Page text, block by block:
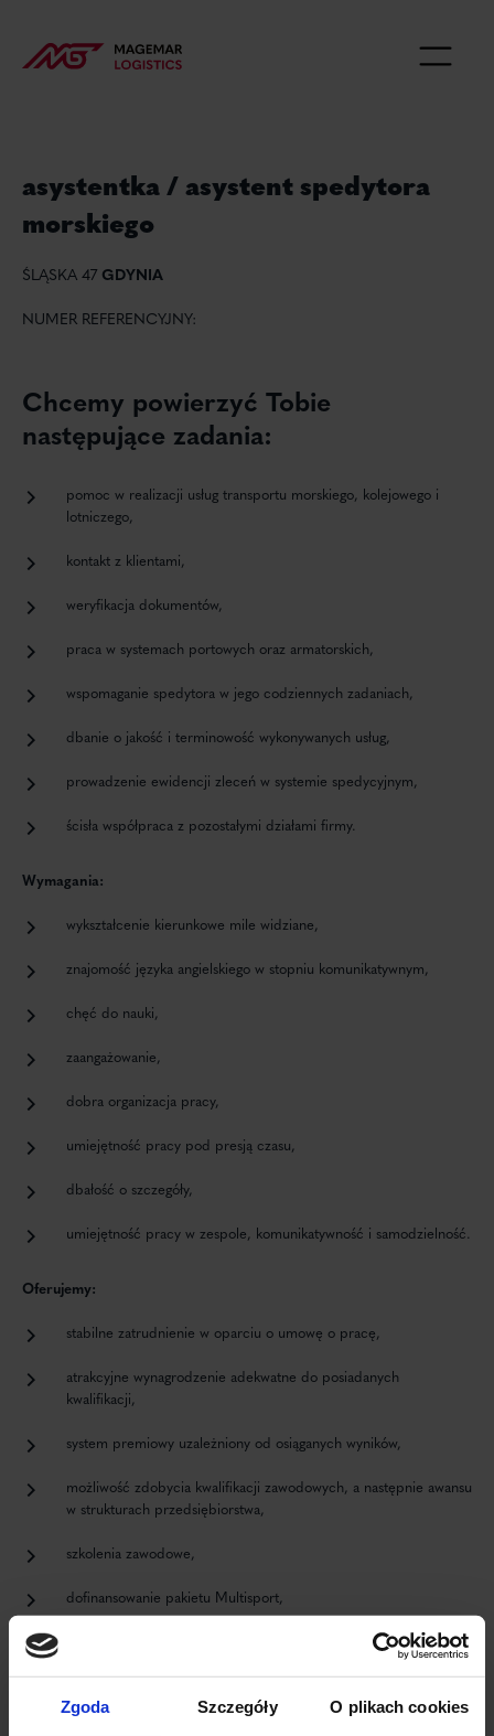
Zgoda Szczegóły O plikach cookies
asystentka / asystent spedytora
morskiego
ŚLĄSKA 47 GDYNIA
NUMER REFERENCYJNY:
Chcemy powierzyć Tobie
następujące zadania:
pomoc w realizacji usług transportu morskiego, kolejowego i
lotniczego,
kontakt z klientami,
weryfikacja dokumentów,
praca w systemach portowych oraz armatorskich,
wspomaganie spedytora w jego codziennych zadaniach,
dbanie o jakość i terminowość wykonywanych usług,
prowadzenie ewidencji zleceń w systemie spedycyjnym,
ścisła współpraca z pozostałymi działami firmy.
Wymagania:
wykształcenie kierunkowe mile widziane,
znajomość języka angielskiego w stopniu komunikatywnym,
chęć do nauki,
zaangażowanie,
dobra organizacja pracy,
umiejętność pracy pod presją czasu,
dbałość o szczegóły,
umiejętność pracy w zespole, komunikatywność i samodzielność.
Oferujemy:
stabilne zatrudnienie w oparciu o umowę o pracę,
atrakcyjne wynagrodzenie adekwatne do posiadanych
kwalifikacji,
system premiowy uzależniony od osiąganych wyników,
możliwość zdobycia kwalifikacji zawodowych, a następnie awansu
w strukturach przedsiębiorstwa,
szkolenia zawodowe,
dofinansowanie pakietu Multisport,
ubezpieczenie na życie w całości finansowane przez
Pracowniczy Program Emerytalny w całości finansowany przez